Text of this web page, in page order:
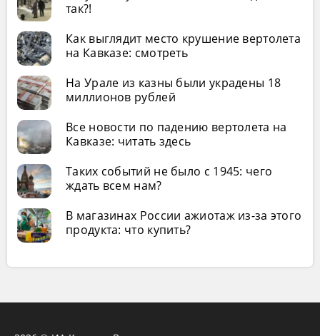
так?!
Как выглядит место крушение вертолета
на Кавказе: смотреть
На Урале из казны были украдены 18
миллионов рублей
Все новости по падению вертолета на
Кавказе: читать здесь
Таких событий не было с 1945: чего
ждать всем нам?
В магазинах России ажиотаж из-за этого
продукта: что купить?